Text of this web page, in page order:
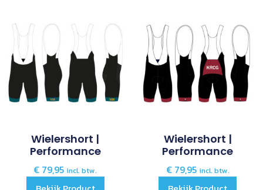
Wielershort |
Performance
€ 79,95 incl. btw.
Wielershort |
Performance
€79,95 incl. btw.